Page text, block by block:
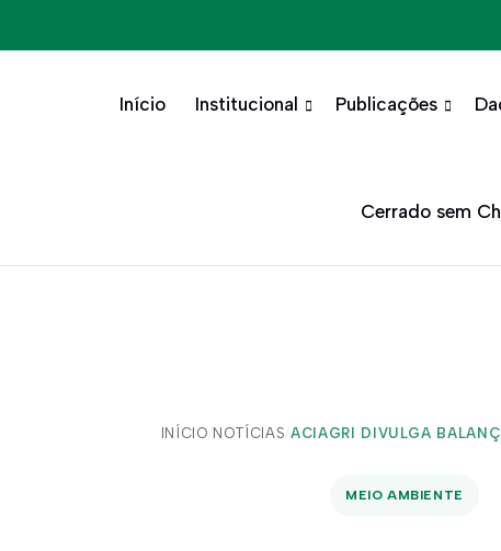
Início Institucional Publicações
Cerrado sem
INÍCIO/ NOTÍCIAS/ACIAGRI DIVULGA
MEIO AMBIENTE